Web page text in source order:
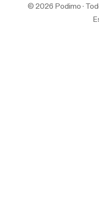
© 2026 Podimo ·